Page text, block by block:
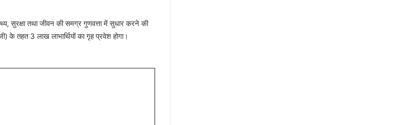
सुरक्षा तथा जीवन की समग्र गुणवत्ता में सुधार करने की
के तहत 3 लाख लाभार्थियों का गृह प्रवेश होगा।